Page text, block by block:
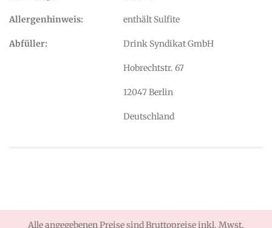
Allergenhinweis: enthält Sulfite
Abfüller: Drink Syndikat GmbH
Hobrechtstr. 67
12047 Berlin
Deutschland
Alle angegebenen Preise sind Bruttopreise inkl. Mwst.